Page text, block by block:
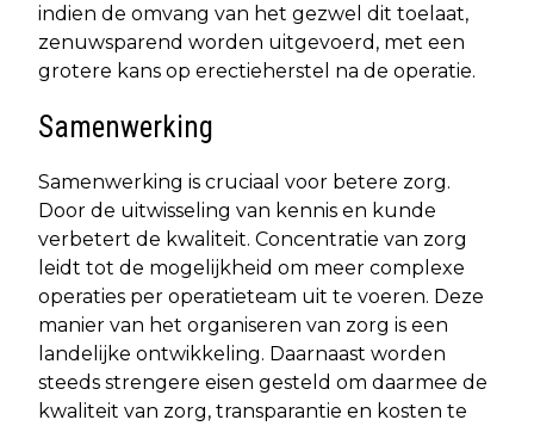
indien de omvang van het gezwel dit toelaat,
zenuwsparend worden uitgevoerd, met een
grotere kans op erectieherstel na de operatie.
Samenwerking
Samenwerking is cruciaal voor betere zorg.
Door de uitwisseling van kennis en kunde
verbetert de kwaliteit. Concentratie van zorg
leidt tot de mogelijkheid om meer complexe
operaties per operatieteam uit te voeren. Deze
manier van het organiseren van zorg is een
landelijke ontwikkeling. Daarnaast worden
steeds strengere eisen gesteld om daarmee de
kwaliteit van zorg, transparantie en kosten te